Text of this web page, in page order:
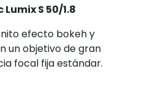
S 50/1.8
efecto bokeh y
un objetivo de gran
focal fija estándar.